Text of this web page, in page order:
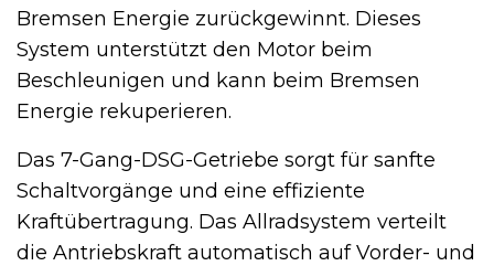
Bremsen Energie zurückgewinnt. Dieses
System unterstützt den Motor beim
Beschleunigen und kann beim Bremsen
Energie rekuperieren.
Das 7-Gang-DSG-Getriebe sorgt für sanfte
Schaltvorgänge und eine effiziente
Kraftübertragung. Das Allradsystem verteilt
die Antriebskraft automatisch auf Vorder- und